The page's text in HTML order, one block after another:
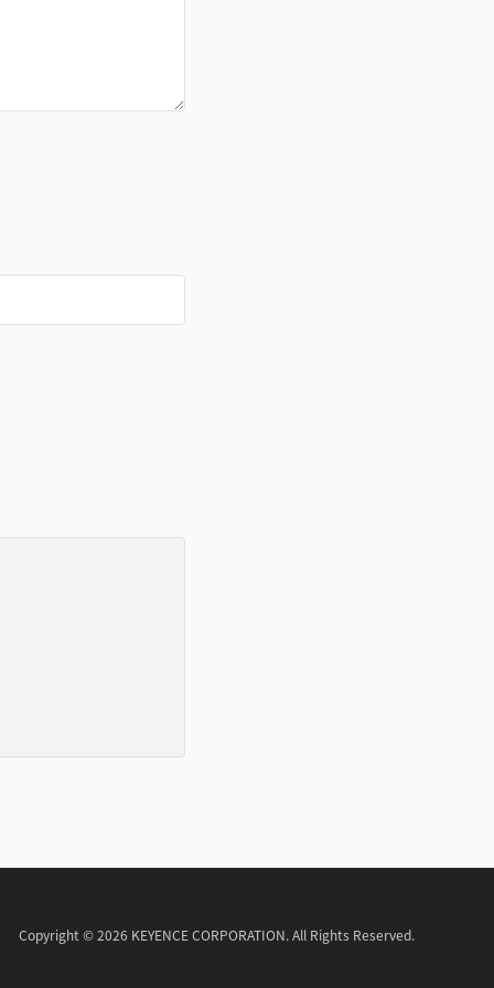
Copyright © 2026 KEYENCE CORPORATION. All Rights Reserved.